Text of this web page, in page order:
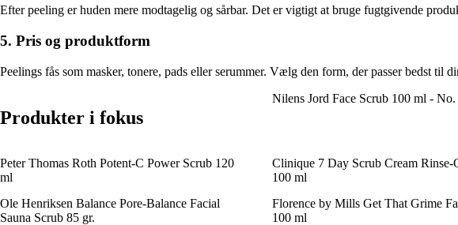
Efter peeling er huden mere modtagelig og sårbar. Det er vigtigt at bruge fugtgivende
5. Pris og produktform
Peelings fås som masker, tonere, pads eller serummer. Vælg den form, der passer bedst
Produkter i fokus
Nilens Jord Face Scrub 100 ml - No.
Peter Thomas Roth Potent-C Power Scrub 120
ml
Clinique 7 Day Scrub Cream Rinse-
100 ml
Ole Henriksen Balance Pore-Balance Facial
Sauna Scrub 85 gr.
Florence by Mills Get That Grime
100 ml